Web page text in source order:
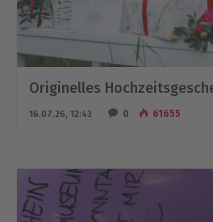
Originelles
16.07.26, 12:43 0 61655